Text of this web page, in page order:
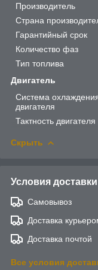
Производитель
Страна
Гарантийный срок
Количество фаз
Тип топлива
Двигатель
Система
двигателя
Тактность двигателя
Скрыть
Условия доставки
Самовывоз
Доставка
Доставка почтой
Все условия